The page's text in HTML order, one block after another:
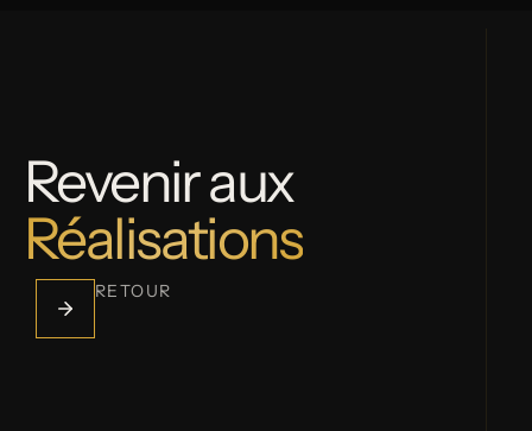
Revenir aux
Réalisations
RETOUR